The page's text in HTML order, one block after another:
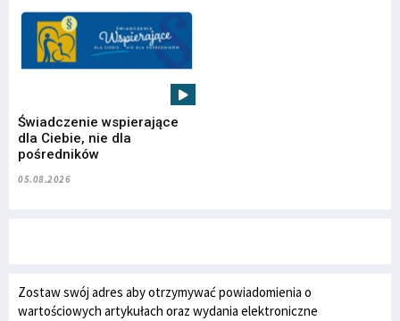
Świadczenie wspierające
dla Ciebie, nie dla
pośredników
05.08.2026
Zostaw swój adres aby otrzymywać powiadomienia o
wartościowych artykułach oraz wydania elektroniczne